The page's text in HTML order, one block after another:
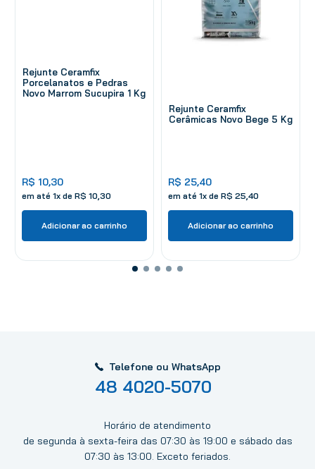
Rejunte Ceramfix
Porcelanatos e Pedras
Novo Marrom Sucupira 1 Kg
R$ 10,30
em até 1x de R$ 10,30
Adicionar ao carrinho
Rejunte Ceramfix
Cerâmicas Novo Bege 5 Kg
R$ 25,40
em até 1x de R$ 25,40
Adicionar ao carrinho
Telefone ou WhatsApp
48 4020-5070
Horário de atendimento
de segunda à sexta-feira das 07:30 às 19:00 e sábado das
07:30 às 13:00. Exceto feriados.